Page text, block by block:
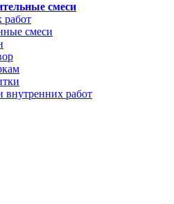
смеси
работ
смеси
работ